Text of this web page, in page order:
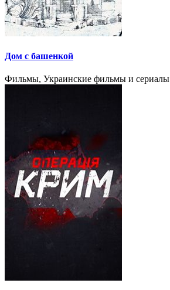
Дом с башенкой
Фильмы, Украинские фильмы и сериалы